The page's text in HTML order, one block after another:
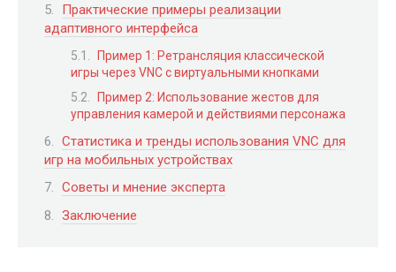
Практические примеры реализации
адаптивного интерфейса
Пример 1: Ретрансляция классической
игры через VNC с виртуальными кнопками
Пример 2: Использование жестов для
управления камерой и действиями персонажа
Статистика и тренды использования VNC для
игр на мобильных устройствах
Советы и мнение эксперта
Заключение